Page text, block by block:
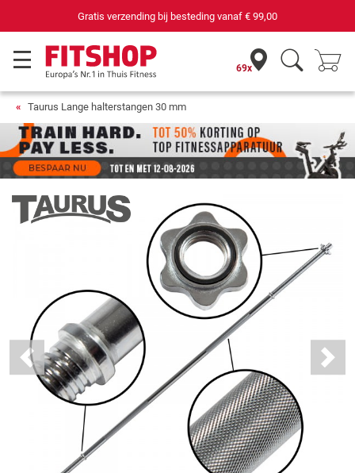
69 filialen met 75 eigen servicemonteurs
69x
Taurus Lange halterstangen 30 mm
Previous Next